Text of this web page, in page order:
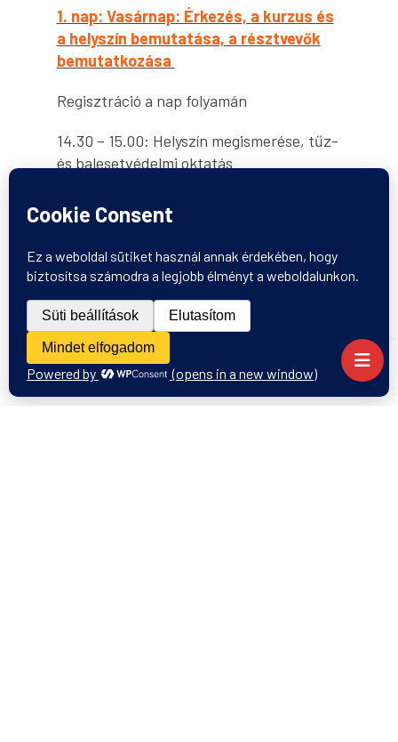
1. nap: Vasárnap: Érkezés, a kurzus és
a helyszín bemutatása, a résztvevők
bemutatkozása
Regisztráció a nap folyamán
14.30 – 15.00: Helyszín megismerése, tűz-
és balesetvédelmi oktatás
15.00 – 17.30: Kurzus és tréner
bemutatása, résztvevők bemutatkozása
– 5 percben minden résztvevő
bemutatkozik és ismerteti az
kurzus elvégzésével szeretne elérni
18.00 – 19.30: A kurzuson résztvevők
kötetlen megismerése vacsora keretében